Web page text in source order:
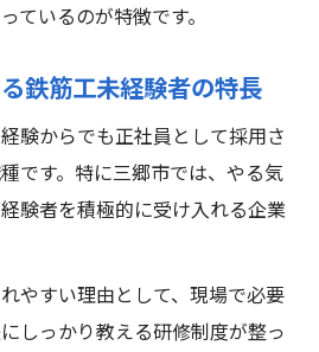
ているのが特徴です。
鉄筋工未経験者の特長
験からでも正社員として採用さ
です。特に三郷市では、やる気
験者を積極的に受け入れる企業
やすい理由として、現場で必要
しっかり教える研修制度が整っ